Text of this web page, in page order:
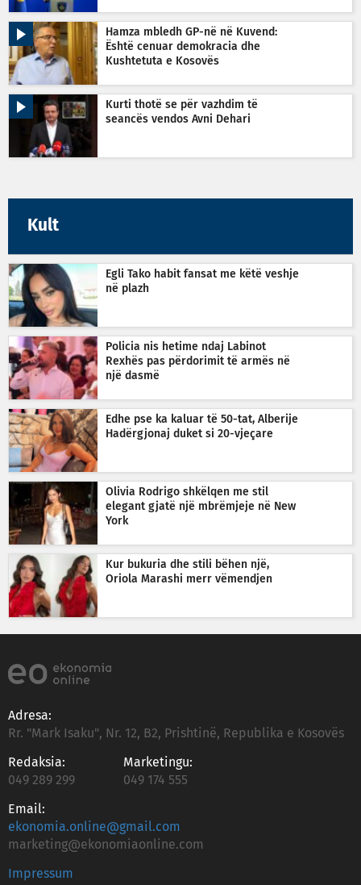
Hamza mbledh GP-në në Kuvend:
Është cenuar demokracia dhe
Kushtetuta e Kosovës
Kurti thotë se për vazhdim të
seancës vendos Avni Dehari
Kult
Egli Tako habit fansat me këtë veshje
në plazh
Policia nis hetime ndaj Labinot
Rexhës pas përdorimit të armës në
një dasmë
Edhe pse ka kaluar të 50-tat, Alberije
Hadërgjonaj duket si 20-vjeçare
Olivia Rodrigo shkëlqen me stil
elegant gjatë një mbrëmjeje në New
York
Kur bukuria dhe stili bëhen një,
Oriola Marashi merr vëmendjen
Adresa:
Rr. "Mark Isaku", Nr. 12, B2, Prishtinë, Republika e Kosovës
Redaksia:
049 289 299
Marketingu:
049 174 555
Email:
ekonomia.online@gmail.com
marketing@ekonomiaonline.com
Impressum